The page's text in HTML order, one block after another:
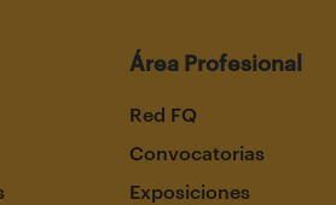
Área Profesional
Red FQ
Convocatorias
Exposiciones